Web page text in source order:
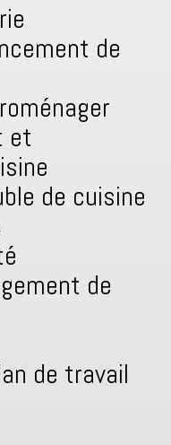
de
et
de cuisine
de
de travail